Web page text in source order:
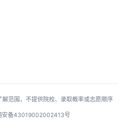
解范围，不提供院校、录取概率或志愿顺序
安备43019002002413号